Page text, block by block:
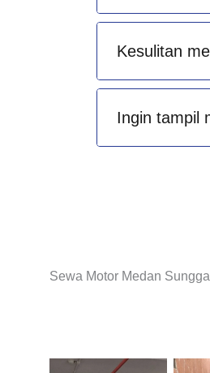
Kesulitan
Ingin tampil
Sewa Motor Medan